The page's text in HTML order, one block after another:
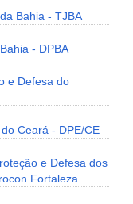
Bahia - TJBA
- DPBA
e Defesa do
Ceará - DPE/CE
e Defesa dos
Fortaleza